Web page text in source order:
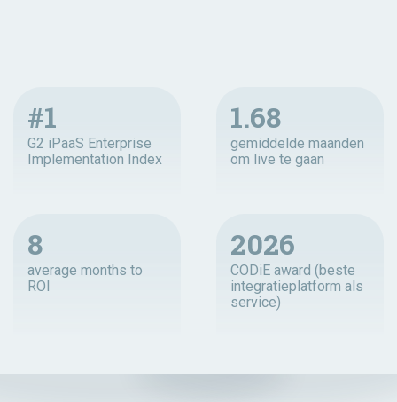
#1
G2 iPaaS Enterprise
Implementation Index
1.68
gemiddelde maanden
om live te gaan
8
average months to
ROI
2026
CODiE award (beste
integratieplatform als
service)